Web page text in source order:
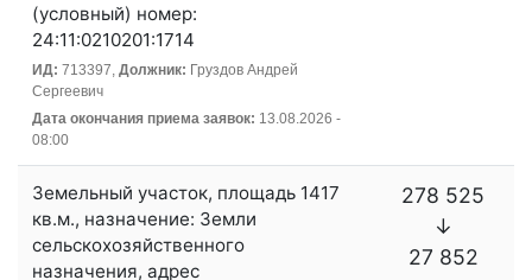
(условный) номер:
24:11:0210201:1714
ИД: 713397, Должник: Груздов Андрей
Сергеевич
Дата окончания приема заявок: 13.08.2026 -
08:00
Земельный участок, площадь 1417
кв.м., назначение: Земли
сельскохозяйственного
назначения, адрес
278 525
↓
27 852